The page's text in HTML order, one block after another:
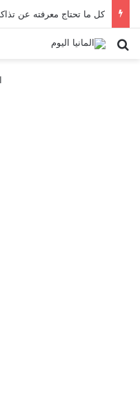
كل ما تحتاج معرفته عن
بحث عن